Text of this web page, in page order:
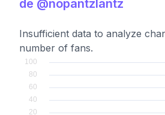
de @nopantzlantz
Insufficient data to analyze
number of fans.